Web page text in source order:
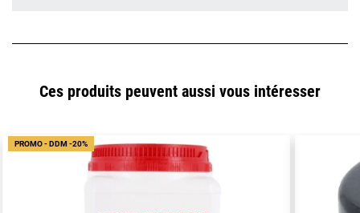
Ces produits peuvent aussi vous intéresser
PROMO - DDM -20%